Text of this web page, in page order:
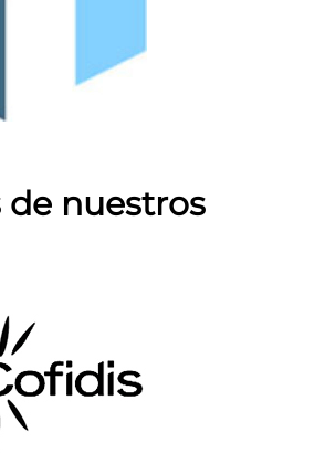
nuestros